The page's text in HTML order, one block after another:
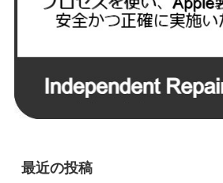
最近の投稿